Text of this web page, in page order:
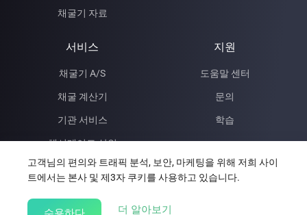
채굴기 자료
서비스
채굴기 A/S
채굴 계산기
기관 서비스
해시레이트 상인
데이터센터
지원
도움말 센터
문의
학습
고객님의 편의와 트래픽 분석, 보안, 마케팅을 위해 저희 사이
트에서는 본사 및 제3자 쿠키를 사용하고 있습니다.
더 알아보기